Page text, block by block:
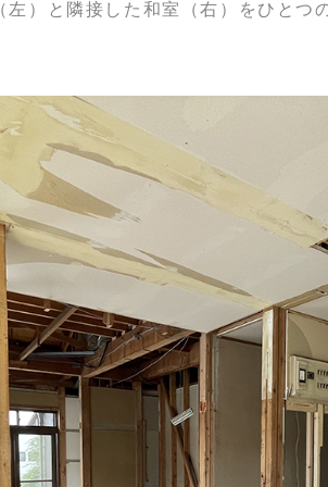
左）と隣接した和室（右）をひとつ